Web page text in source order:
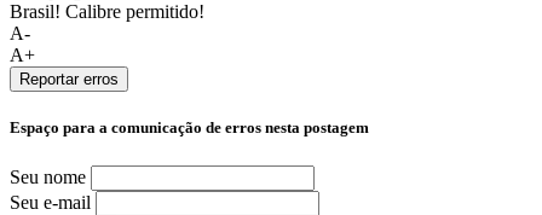
A-
A+
Reportar erros
Espaço para a comunicação de erros nesta postagem
Seu nome
Seu e-mail